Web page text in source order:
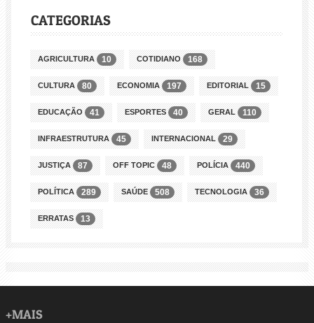
CATEGORIAS
AGRICULTURA 10 COTIDIANO 168
CULTURA 80 ECONOMIA 197 EDITORIAL 15
EDUCAÇÃO 41 ESPORTES 40 GERAL 110
INFRAESTRUTURA 45 INTERNACIONAL 29
JUSTIÇA 87 OFF TOPIC 48 POLÍCIA 440
POLÍTICA 289 SAÚDE 508 TECNOLOGIA 36
ERRATAS 13
+MAIS